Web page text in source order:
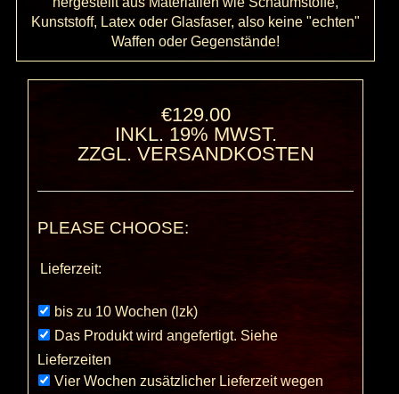
Kunststoff, Latex oder Glasfaser, also keine "echten"
Waffen oder Gegenstände!
€129.00
INKL. 19% MWST.
ZZGL. VERSANDKOSTEN
PLEASE CHOOSE:
Lieferzeit:
bis zu 10 Wochen (lzk)
Das Produkt wird angefertigt. Siehe
Lieferzeiten
Vier Wochen zusätzlicher Lieferzeit wegen